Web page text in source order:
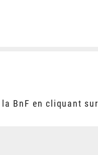
BnF en cliquant sur